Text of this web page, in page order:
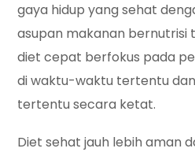
gaya hidup yang sehat
asupan makanan bernutrisi
diet cepat berfokus pada
di waktu-waktu tertentu
tertentu secara ketat.
Diet sehat jauh lebih aman